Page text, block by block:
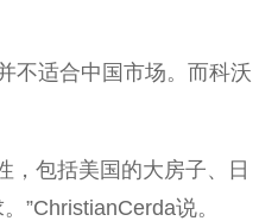
不适合中国市场。而科沃
，包括美国的大房子、日
”ChristianCerda说。